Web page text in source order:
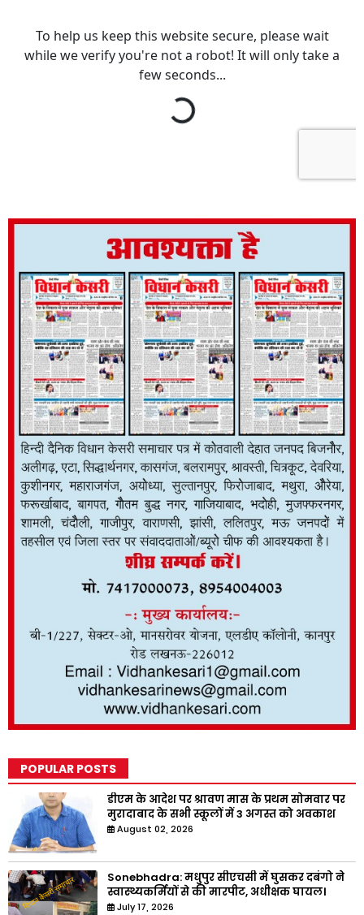
POPULAR POSTS
डीएम के आदेश पर श्रावण मास के प्रथम सोमवार पर
मुरादाबाद के सभी स्कूलों में 3 अगस्त को अवकाश
August 02, 2026
Sonebhadra: मधुपुर सीएचसी में घुसकर दबंगो ने
स्वास्थ्यकर्मियों से की मारपीट, अधीक्षक घायल।
July 17, 2026